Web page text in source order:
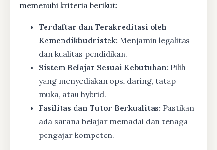
memenuhi kriteria berikut:
Terdaftar dan Terakreditasi oleh
Kemendikbudristek: Menjamin legalitas
dan kualitas pendidikan.
Sistem Belajar Sesuai Kebutuhan: Pilih
yang menyediakan opsi daring, tatap
muka, atau hybrid.
Fasilitas dan Tutor Berkualitas: Pastikan
ada sarana belajar memadai dan tenaga
pengajar kompeten.